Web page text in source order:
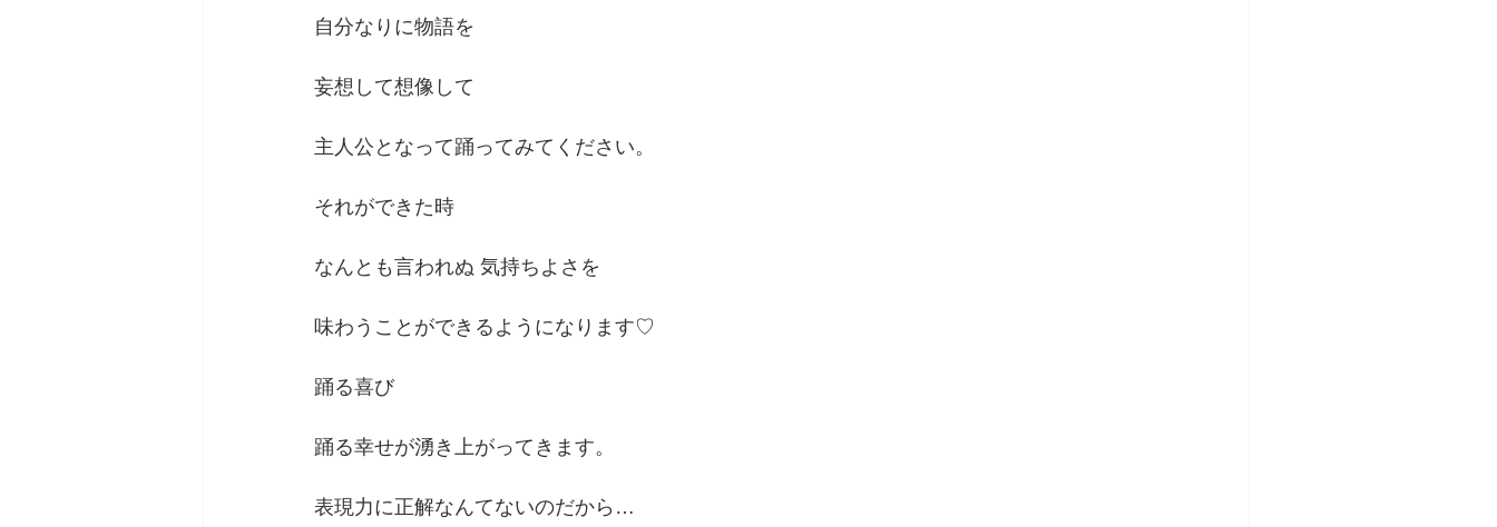
自分なりに物語を
妄想して想像して
主人公となって踊ってみてください。
それができた時
なんとも言われぬ 気持ちよさを
味わうことができるようになります♡
踊る喜び
踊る幸せが湧き上がってきます。
表現力に正解なんてないのだから…